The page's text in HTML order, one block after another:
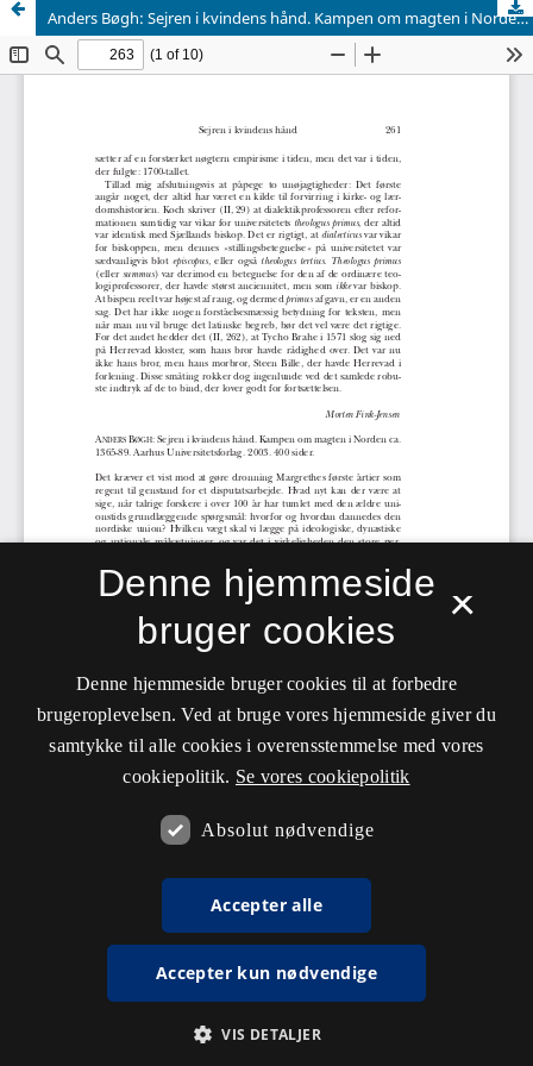
Anders Bøgh: Sejren i kvindens hånd. Kampen om magten i Norden ca. 1365-89. Aarhus Universitetsforlag, 2003.
×
Denne hjemmeside
bruger cookies
Denne hjemmeside bruger cookies til at forbedre
brugeroplevelsen. Ved at bruge vores hjemmeside giver du
samtykke til alle cookies i overensstemmelse med vores
cookiepolitik. Se vores cookiepolitik
Absolut nødvendige
Accepter alle
Accepter kun nødvendige
VIS DETALJER